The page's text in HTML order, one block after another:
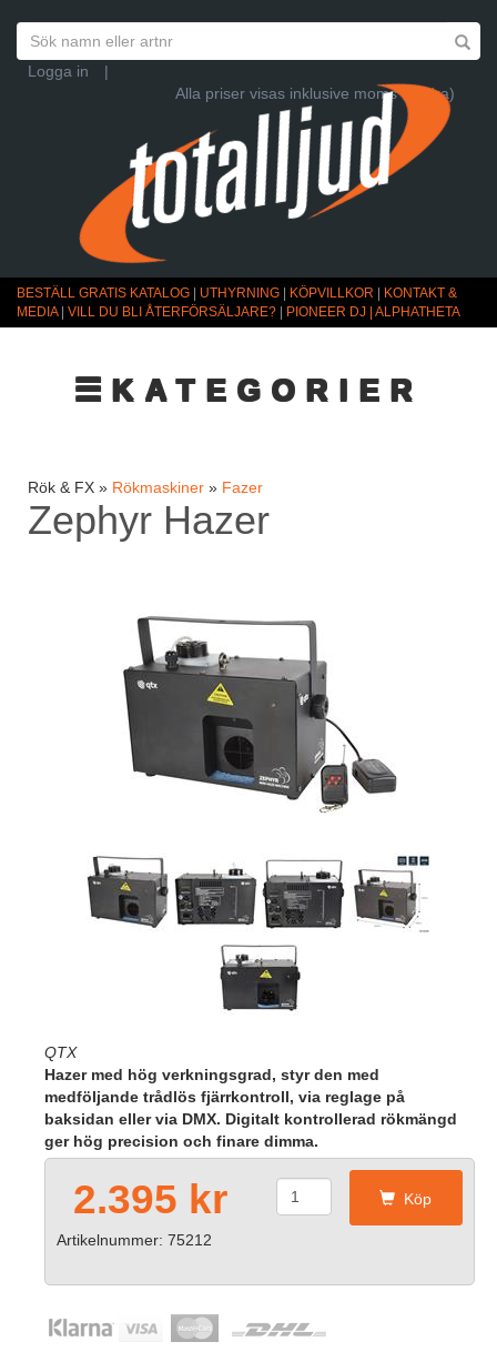
Logga in
|
Alla priser visas inklusive moms (Ändra)
BESTÄLL GRATIS KATALOG UTHYRNING KÖPVILLKOR
KONTAKT &
MEDIA| VILL DU BLI ÅTERFÖRSÄLJARE? PIONEER DJ | ALPHATHETA
☰KATEGORIER
Rök & FX » Rökmaskiner » Fazer
Zephyr Hazer
QTX
Hazer med hög verkningsgrad, styr den med
medföljande trådlös fjärrkontroll, via reglage på
baksidan eller via DMX. Digitalt kontrollerad rökmängd
ger hög precision och finare dimma.
2.395 kr Köp
Artikelnummer: 75212